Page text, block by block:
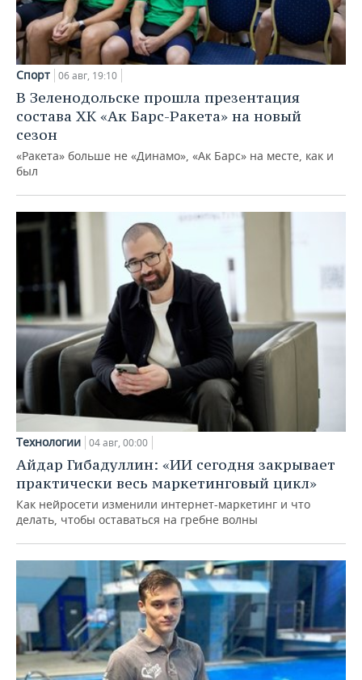
Спорт 06 авг, 19:10
В Зеленодольске прошла презентация
состава ХК «Ак Барс-Ракета» на новый
сезон
«Ракета» больше не «Динамо», «Ак Барс» на месте, как и
был
Технологии 04 авг, 00:00
Айдар Гибадуллин: «ИИ сегодня закрывает
практически весь маркетинговый цикл»
Как нейросети изменили интернет-маркетинг и что
делать, чтобы оставаться на гребне волны